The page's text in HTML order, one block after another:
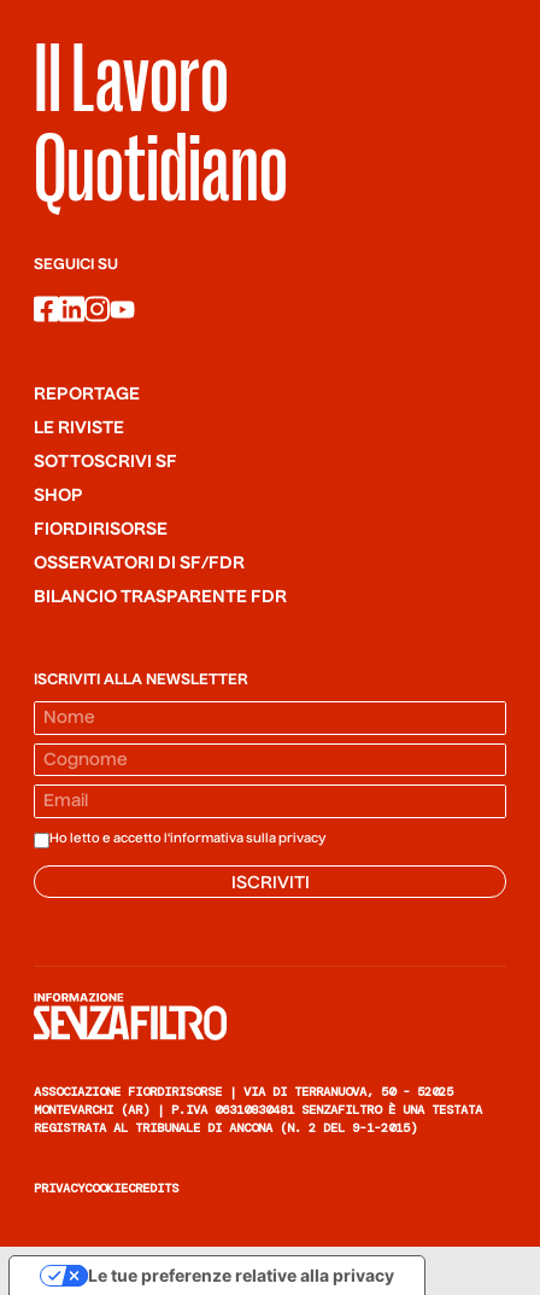
Il Lavoro
Quotidiano
SEGUICI SU
facebook
linkedin
instagram
youtube
REPORTAGE
LE RIVISTE
SOTTOSCRIVI SF
SHOP
FIORDIRISORSE
OSSERVATORI DI SF/FDR
BILANCIO TRASPARENTE FDR
ISCRIVITI ALLA NEWSLETTER
Ho letto e accetto l'informativa sulla privacy
ISCRIVITI
ASSOCIAZIONE FIORDIRISORSE | VIA DI TERRANUOVA, 50 - 52025
MONTEVARCHI (AR) | P.IVA 06310830481 SENZAFILTRO È UNA TESTATA
REGISTRATA AL TRIBUNALE DI ANCONA (N. 2 DEL 9-1-2015)
PRIVACYCOOKIECREDITS
Le tue preferenze relative alla privacy